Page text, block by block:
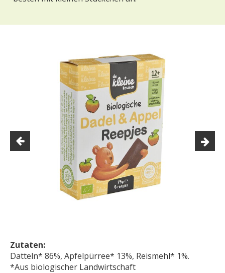
Zutaten:
Datteln* 86%, Apfelpürree* 13%, Reismehl* 1%.
*Aus biologischer Landwirtschaft